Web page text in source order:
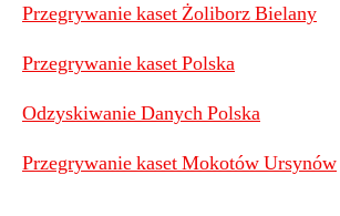
Przegrywanie kaset Żoliborz Bielany
Przegrywanie kaset Polska
Odzyskiwanie Danych Polska
Przegrywanie kaset Mokotów Ursynów